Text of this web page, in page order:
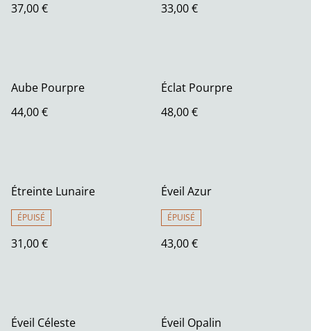
37,00 € 33,00 €
Aube Pourpre
44,00 €
Éclat Pourpre
48,00 €
Étreinte Lunaire
ÉPUISÉ
31,00 €
Éveil Azur
ÉPUISÉ
43,00 €
Éveil Céleste
Éveil Opalin